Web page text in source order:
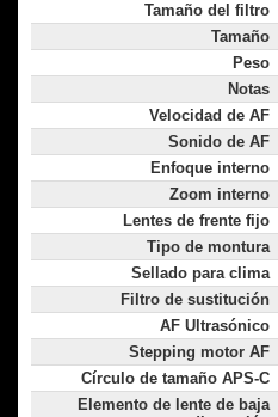
Tamaño del filtro
Tamaño
Peso
Notas
Velocidad de AF
Sonido de AF
Enfoque interno
Zoom interno
Lentes de frente fijo
Tipo de montura
Sellado para clima
Filtro de sustitución
AF Ultrasónico
Stepping motor AF
Círculo de tamaño APS-C
Elemento de lente de baja